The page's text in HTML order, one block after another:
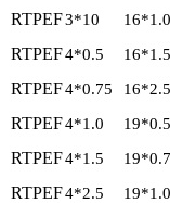
RTPEF3*10 16*1.0
RTPEF4*0.5 16*1.5
RTPEF4*0.75 16*2.5
RTPEF4*1.0 19*0.5
RTPEF4*1.5
RTPEF4*2.5 19*1.0